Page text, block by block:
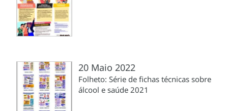
20 Maio 2022
Folheto: Série de fichas técnicas sobre
álcool e saúde 2021